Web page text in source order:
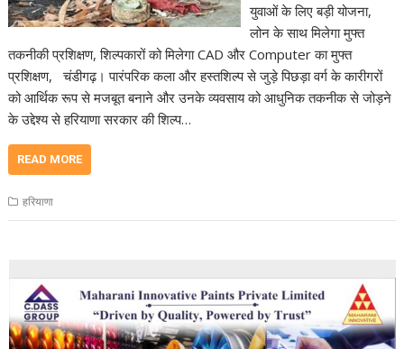
युवाओं के लिए बड़ी योजना,
लोन के साथ मिलेगा मुफ्त
तकनीकी प्रशिक्षण, शिल्पकारों को मिलेगा CAD और Computer का मुफ्त
प्रशिक्षण, चंडीगढ़। पारंपरिक कला और हस्तशिल्प से जुड़े पिछड़ा वर्ग के कारीगरों
को आर्थिक रूप से मजबूत बनाने और उनके व्यवसाय को आधुनिक तकनीक से जोड़ने
के उद्देश्य से हरियाणा सरकार की शिल्प…
READ MORE
हरियाणा